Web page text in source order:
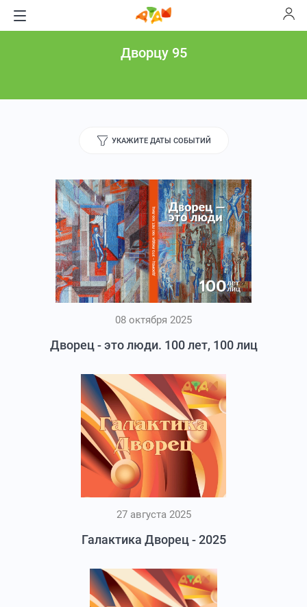
Дворцу 95
УКАЖИТЕ ДАТЫ СОБЫТИЙ
08 октября 2025
Дворец - это люди. 100 лет, 100 лиц
27 августа 2025
Галактика Дворец - 2025